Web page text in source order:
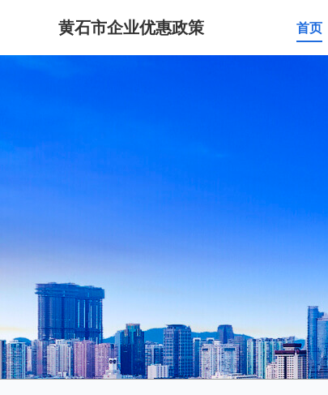
黄石市企业优惠政策 首页